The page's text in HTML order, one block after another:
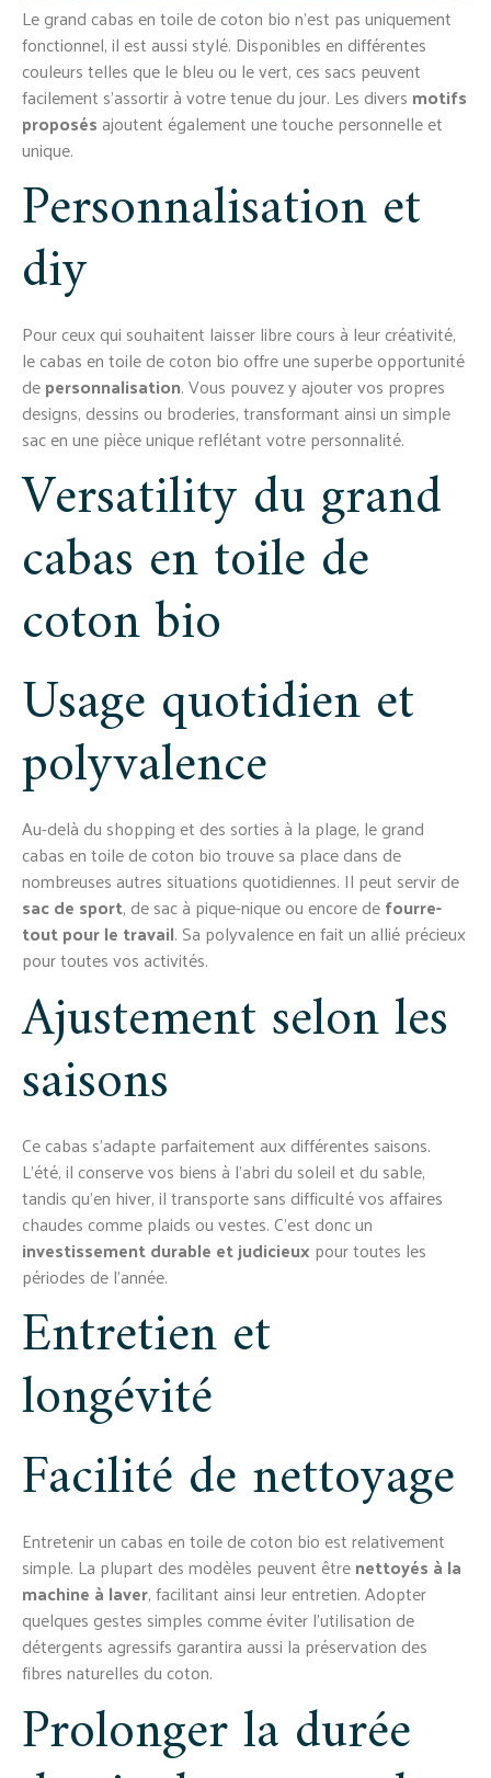
Le grand cabas en toile de coton bio n’est pas uniquement
fonctionnel, il est aussi stylé. Disponibles en différentes
couleurs telles que le bleu ou le vert, ces sacs peuvent
facilement s’assortir à votre tenue du jour. Les divers motifs
proposésajoutent également une touche personnelle et
unique.
Personnalisation et
diy
Pour ceux qui souhaitent laisser libre cours à leur créativité,
le cabas en toile de coton bio offre une superbe opportunité
depersonnalisation. Vous pouvez y ajouter vos propres
designs, dessins ou broderies, transformant ainsi un simple
sac en une pièce unique reflétant votre personnalité.
Versatility du grand
cabas en toile de
coton bio
Usage quotidien et
polyvalence
Au-delà du shopping et des sorties à la plage, le grand
cabas en toile de coton bio trouve sa place dans de
nombreuses autres situations quotidiennes. Il peut servir de
sac de sport, de sac à pique-nique ou encore defourre-
tout pour le travail. Sa polyvalence en fait un allié précieux
pour toutes vos activités.
Ajustement selon les
saisons
Ce cabas s’adapte parfaitement aux différentes saisons.
L’été, il conserve vos biens à l’abri du soleil et du sable,
tandis qu’en hiver, il transporte sans difficulté vos affaires
chaudes comme plaids ou vestes. C’est donc un
investissement durable et judicieuxpour toutes les
périodes de l’année.
Entretien et
longévité
Facilité de nettoyage
Entretenir un cabas en toile de coton bio est relativement
simple. La plupart des modèles peuvent êtrenettoyés à la
machine à laver, facilitant ainsi leur entretien. Adopter
quelques gestes simples comme éviter l’utilisation de
détergents agressifs garantira aussi la préservation des
fibres naturelles du coton.
Prolonger la durée